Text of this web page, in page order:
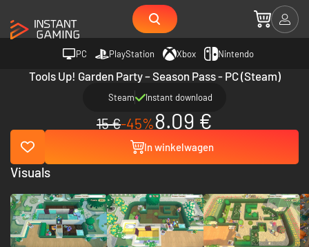
PC PlayStation Xbox Nintendo
Tools Up! Garden Party – Season Pass - PC (Steam)
Steam Instant download
15 €-45%8.09 €
In winkelwagen
Visuals